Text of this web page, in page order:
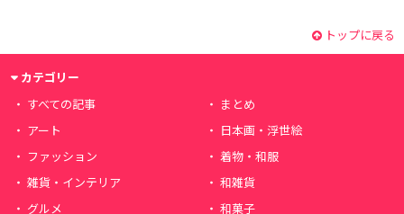
トップに戻る
カテゴリー
すべての記事
まとめ
アート
日本画・浮世絵
ファッション
着物・和服
雑貨・インテリア
和雑貨
グルメ
和菓子